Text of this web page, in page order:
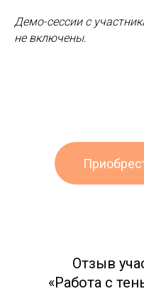
Демо-сессии с
не включены.
Отзыв
«Работа с